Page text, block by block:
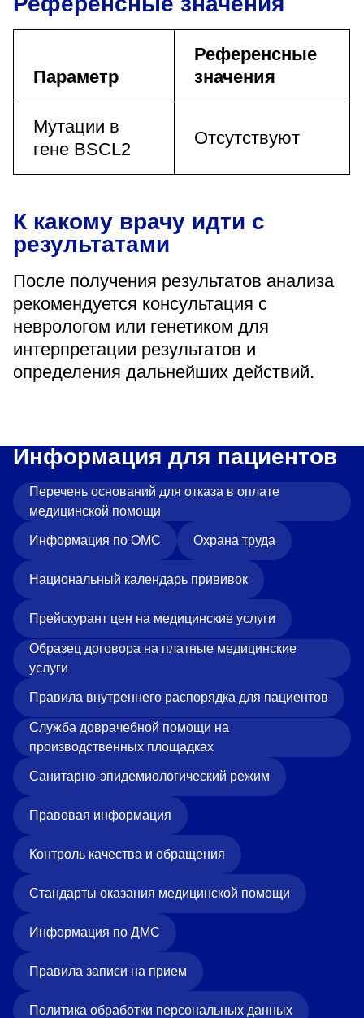
Параметр
Референсные
значения
Мутации в
гене BSCL2
Отсутствуют
К какому врачу идти с
результатами
После получения результатов анализа
рекомендуется консультация с
неврологом или генетиком для
интерпретации результатов и
определения дальнейших действий.
Информация для пациентов
Перечень оснований для отказа в оплате
медицинской помощи
Информация по ОМС Охрана труда
Национальный календарь прививок
Прейскурант цен на медицинские услуги
Образец договора на платные медицинские
услуги
Правила внутреннего распорядка для пациентов
Служба доврачебной помощи на
производственных площадках
Санитарно-эпидемиологический режим
Правовая информация
Контроль качества и обращения
Стандарты оказания медицинской помощи
Информация по ДМС
Правила записи на прием
Политика обработки персональных данных